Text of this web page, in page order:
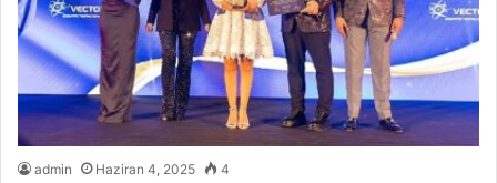
admin Haziran 4, 2025 4